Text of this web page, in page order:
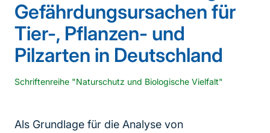
Gefährdungsursachen für
Tier-, Pflanzen- und
Pilzarten in Deutschland
Schriftenreihe "Naturschutz und Biologische Vielfalt"
Als Grundlage für die Analyse von